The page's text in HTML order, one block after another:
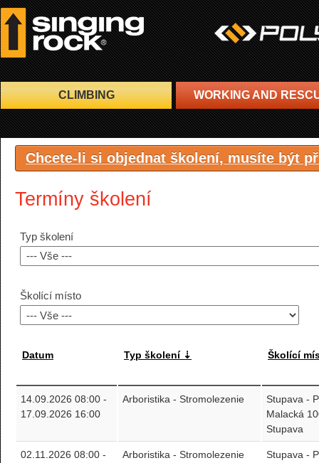
CLIMBING WORKING AND
Chcete-li si objednat školení, musíte být
Termíny školení
Typ školení
Školící místo
Datum Typ školení Školící
14.09.2026 08:00 -
17.09.2026 16:00
Arboristika - Stromolezenie
Stupava -
Malacká
Stupava
02.11.2026 08:00 -
Arboristika - Stromolezenie
Stupava -